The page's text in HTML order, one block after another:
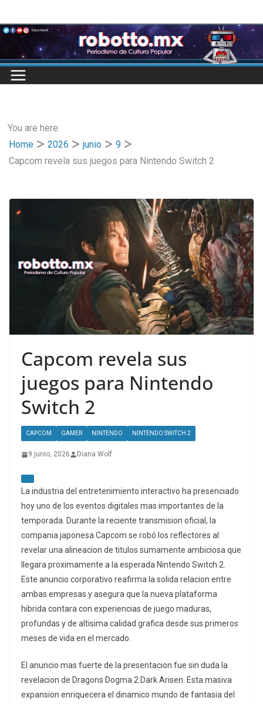
to
content
You are here:
Home
2026 junio
9
Capcom revela sus juegos para Nintendo Switch 2
Capcom revela sus
juegos para Nintendo
Switch 2
CAPCOM GAMER NINTENDO NINTENDO SWITCH 2
9 junio, 2026 Diana Wolf
La industria del entretenimiento interactivo ha presenciado
hoy uno de los eventos digitales mas importantes de la
temporada. Durante la reciente transmision oficial, la
compania japonesa Capcom se robó los reflectores al
revelar una alineacion de titulos sumamente ambiciosa que
llegara proximamente a la esperada Nintendo Switch 2.
Este anuncio corporativo reafirma la solida relacion entre
ambas empresas y asegura que la nueva plataforma
hibrida contara con experiencias de juego maduras,
profundas y de altisima calidad grafica desde sus primeros
meses de vida en el mercado.
El anuncio mas fuerte de la presentacion fue sin duda la
revelacion de Dragons Dogma 2 Dark Arisen. Esta masiva
expansion enriquecera el dinamico mundo de fantasia del